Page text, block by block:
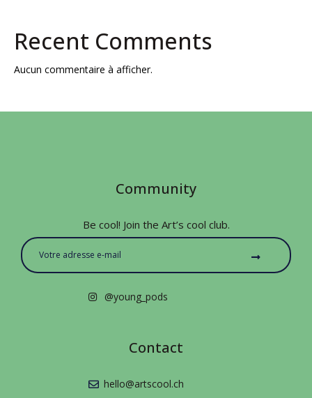
Recent Comments
Aucun commentaire à afficher.
Community
Be cool! Join the Art’s cool club.
@young_pods
Contact
hello@artscool.ch